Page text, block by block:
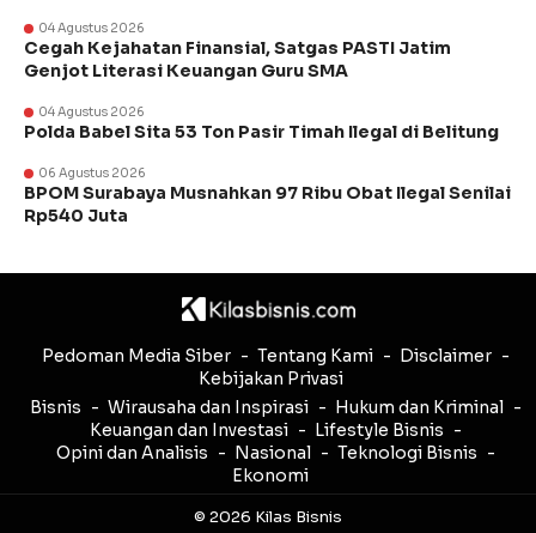
04 Agustus 2026
Cegah Kejahatan Finansial, Satgas PASTI Jatim
Genjot Literasi Keuangan Guru SMA
04 Agustus 2026
Polda Babel Sita 53 Ton Pasir Timah Ilegal di Belitung
06 Agustus 2026
BPOM Surabaya Musnahkan 97 Ribu Obat Ilegal Senilai
Rp540 Juta
Pedoman Media Siber Tentang Kami
Disclaimer
Kebijakan Privasi
Bisnis
Wirausaha dan Inspirasi
Hukum dan Kriminal
Keuangan dan Investasi
Lifestyle Bisnis
Opini dan Analisis
Nasional
Teknologi Bisnis
Ekonomi
© 2026 Kilas Bisnis